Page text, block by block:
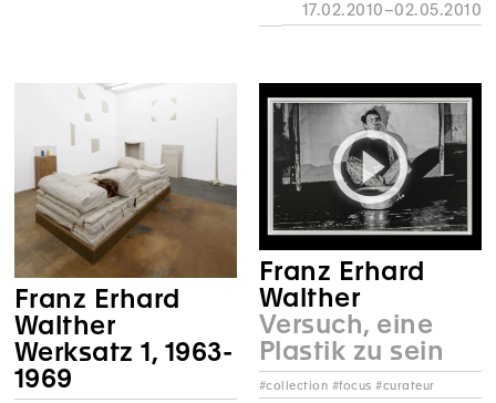
17.02.2010–02.05.2010
Franz Erhard
Walther
Werksatz 1, 1963-
1969
Franz Erhard
Walther
Versuch, eine
Plastik zu sein
#collection #focus #curateur